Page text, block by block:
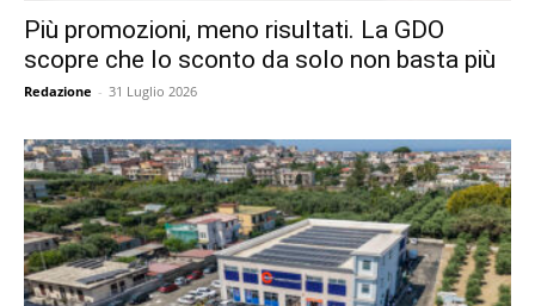
Più promozioni, meno risultati. La GDO
scopre che lo sconto da solo non basta più
Redazione - 31 Luglio 2026